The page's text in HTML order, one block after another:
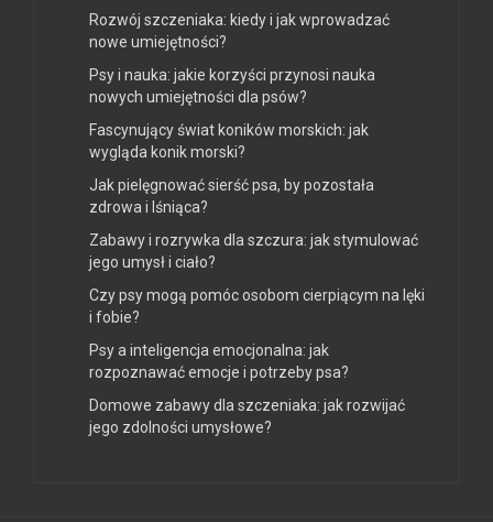
Rozwój szczeniaka: kiedy i jak wprowadzać
nowe umiejętności?
Psy i nauka: jakie korzyści przynosi nauka
nowych umiejętności dla psów?
Fascynujący świat koników morskich: jak
wygląda konik morski?
Jak pielęgnować sierść psa, by pozostała
zdrowa i lśniąca?
Zabawy i rozrywka dla szczura: jak stymulować
jego umysł i ciało?
Czy psy mogą pomóc osobom cierpiącym na lęki
i fobie?
Psy a inteligencja emocjonalna: jak
rozpoznawać emocje i potrzeby psa?
Domowe zabawy dla szczeniaka: jak rozwijać
jego zdolności umysłowe?